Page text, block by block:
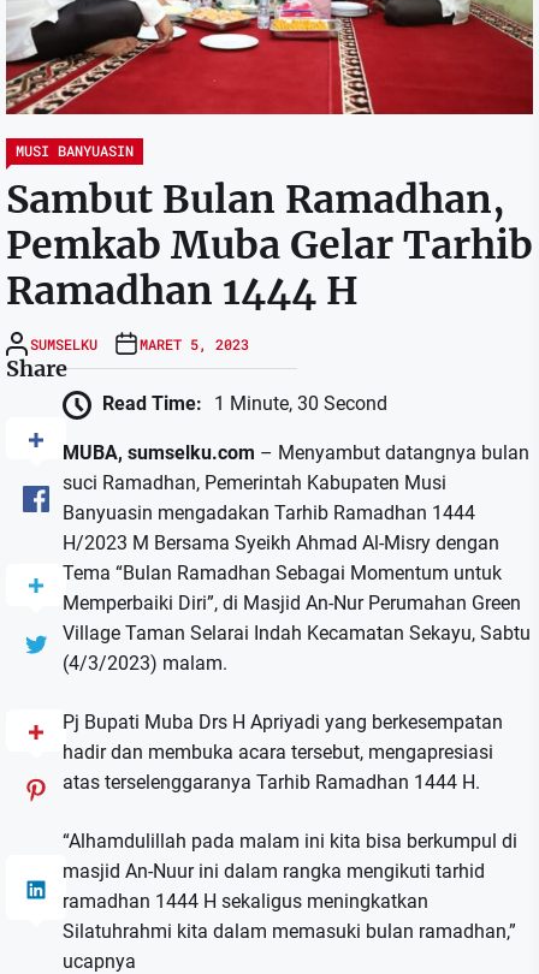
MUSI BANYUASIN
Sambut Bulan Ramadhan,
Pemkab Muba Gelar Tarhib
Ramadhan 1444 H
SUMSELKU MARET 5, 2023
Share
Read Time: 1 Minute, 30 Second
MUBA, sumselku.com – Menyambut datangnya bulan
suci Ramadhan, Pemerintah Kabupaten Musi
Banyuasin mengadakan Tarhib Ramadhan 1444
H/2023 M Bersama Syeikh Ahmad Al-Misry dengan
Tema “Bulan Ramadhan Sebagai Momentum untuk
Memperbaiki Diri”, di Masjid An-Nur Perumahan Green
Village Taman Selarai Indah Kecamatan Sekayu, Sabtu
(4/3/2023) malam.
Pj Bupati Muba Drs H Apriyadi yang berkesempatan
hadir dan membuka acara tersebut, mengapresiasi
atas terselenggaranya Tarhib Ramadhan 1444 H.
“Alhamdulillah pada malam ini kita bisa berkumpul di
masjid An-Nuur ini dalam rangka mengikuti tarhid
ramadhan 1444 H sekaligus meningkatkan
Silatuhrahmi kita dalam memasuki bulan ramadhan,”
ucapnya